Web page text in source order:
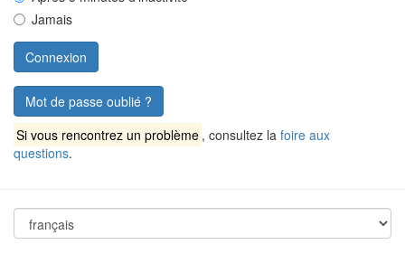
Jamais
Mot de passe oublié ?
Si vous rencontrez un problème , consultez la foire aux
questions.